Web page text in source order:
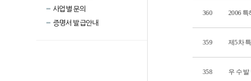
사업별 문의
증명서 발급안내
360 2006 특
359 제5차
358 우 수 발